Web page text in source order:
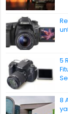
5
8